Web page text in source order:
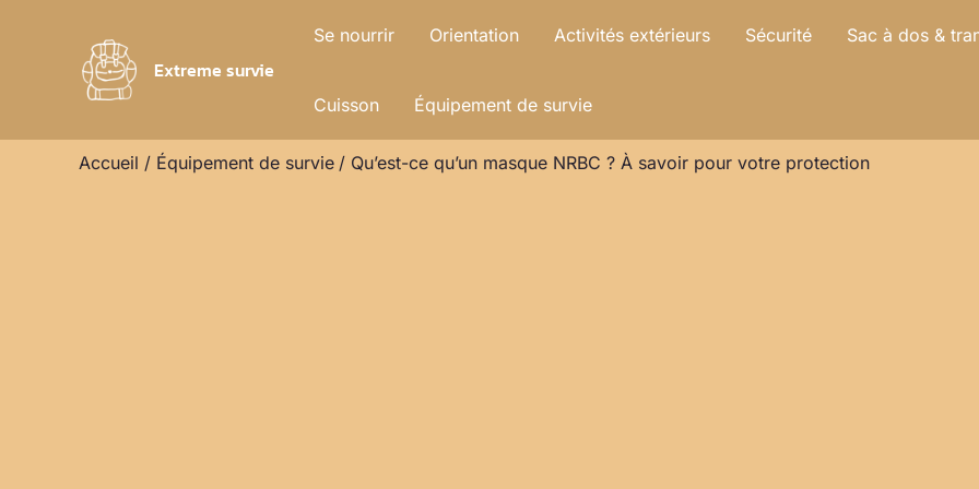
Extreme survie
Se nourrir Orientation Activités extérieurs Sécurité Sac à dos &
Cuisson Équipement de survie
Accueil Équipement de survie Qu’est-ce qu’un masque NRBC ? À savoir pour votre protection